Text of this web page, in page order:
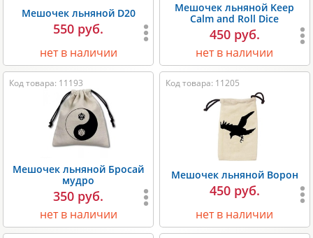
Мешочек льняной D20
550 руб.
нет в наличии
Мешочек льняной Keep
Calm and Roll Dice
450 руб.
нет в наличии
Код товара: 11193
Мешочек льняной Бросай
мудро
350 руб.
нет в наличии
Код товара: 11205
Мешочек льняной Ворон
450 руб.
нет в наличии